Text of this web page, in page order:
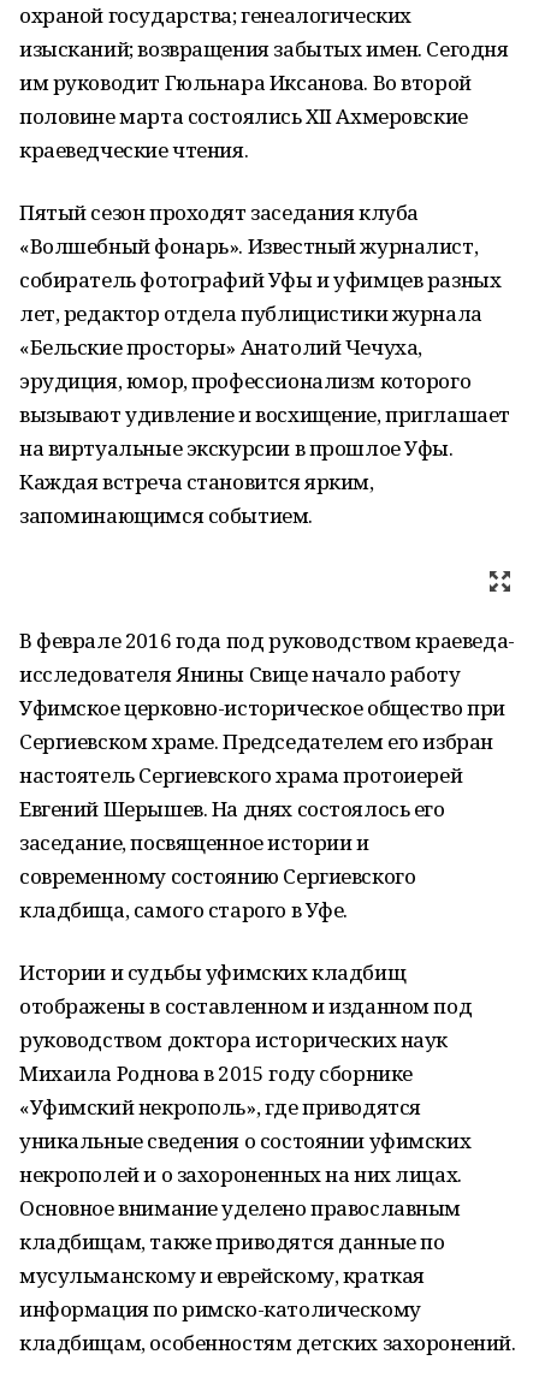
охраной государства; генеалогических
изысканий; возвращения забытых имен. Сегодня
им руководит Гюльнара Иксанова. Во второй
половине марта состоялись ХII Ахмеровские
краеведческие чтения.
Пятый сезон проходят заседания клуба
«Волшебный фонарь». Известный журналист,
собиратель фотографий Уфы и уфимцев разных
лет, редактор отдела публицистики журнала
«Бельские просторы» Анатолий Чечуха,
эрудиция, юмор, профессионализм которого
вызывают удивление и восхищение, приглашает
на виртуальные экскурсии в прошлое Уфы.
Каждая встреча становится ярким,
запоминающимся событием.
В феврале 2016 года под руководством краеведа-
исследователя Янины Свице начало работу
Уфимское церковно-историческое общество при
Сергиевском храме. Председателем его избран
настоятель Сергиевского храма протоиерей
Евгений Шерышев. На днях состоялось его
заседание, посвященное истории и
современному состоянию Сергиевского
кладбища, самого старого в Уфе.
Истории и судьбы уфимских кладбищ
отображены в составленном и изданном под
руководством доктора исторических наук
Михаила Роднова в 2015 году сборнике
«Уфимский некрополь», где приводятся
уникальные сведения о состоянии уфимских
некрополей и о захороненных на них лицах.
Основное внимание уделено православным
кладбищам, также приводятся данные по
мусульманскому и еврейскому, краткая
информация по римско-католическому
кладбищам, особенностям детских захоронений.